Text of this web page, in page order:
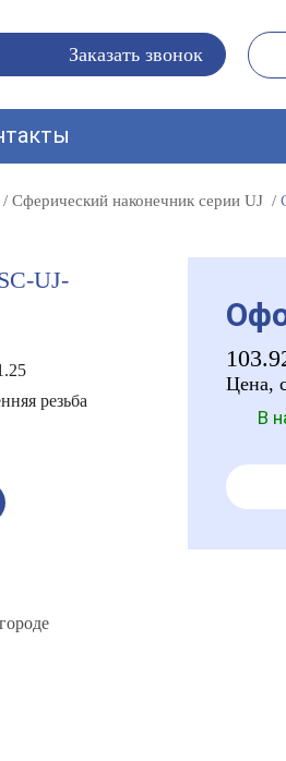
Заказать звонок
Сферический наконечник серии UJ
UJ-
резьба
Цена,
В